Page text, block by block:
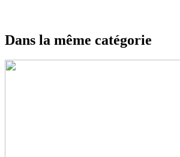
Dans la même catégorie